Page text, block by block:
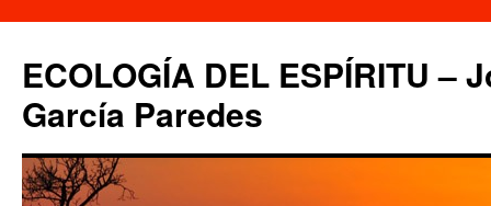
contenido
ECOLOGÍA DEL ESPÍRITU –
García Paredes